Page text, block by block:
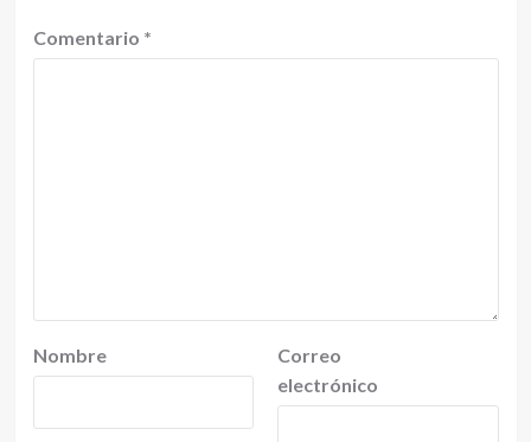
Comentario *
Nombre
Correo
electrónico